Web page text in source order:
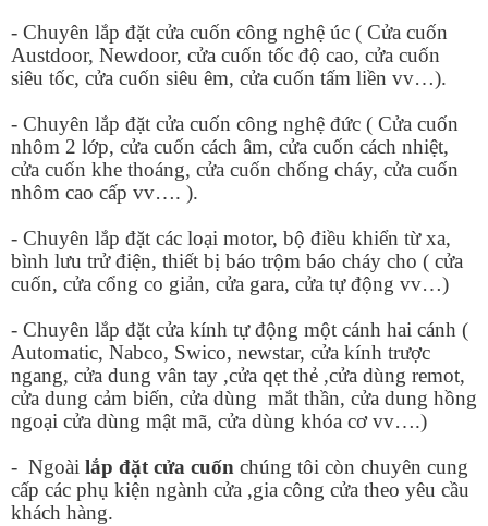
- Chuyên lắp đặt cửa cuốn công nghệ úc ( Cửa cuốn
Austdoor, Newdoor, cửa cuốn tốc độ cao, cửa cuốn
siêu tốc, cửa cuốn siêu êm, cửa cuốn tấm liền vv…).
- Chuyên lắp đặt cửa cuốn công nghệ đức ( Cửa cuốn
nhôm 2 lớp, cửa cuốn cách âm, cửa cuốn cách nhiệt,
cửa cuốn khe thoáng, cửa cuốn chống cháy, cửa cuốn
nhôm cao cấp vv…. ).
- Chuyên lắp đặt các loại motor, bộ điều khiển từ xa,
bình lưu trử điện, thiết bị báo trộm báo cháy cho ( cửa
cuốn, cửa cổng co giản, cửa gara, cửa tự động vv…)
- Chuyên lắp đặt cửa kính tự động một cánh hai cánh (
Automatic, Nabco, Swico, newstar, cửa kính trược
ngang, cửa dung vân tay ,cửa qẹt thẻ ,cửa dùng remot,
cửa dung cảm biến, cửa dùng mắt thần, cửa dung hồng
ngoại cửa dùng mật mã, cửa dùng khóa cơ vv….)
- Ngoài lắp đặt cửa cuốn chúng tôi còn chuyên cung
cấp các phụ kiện ngành cửa ,gia công cửa theo yêu cầu
khách hàng.